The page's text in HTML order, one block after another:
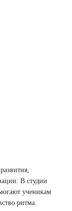
В студии
ученикам
ритма.